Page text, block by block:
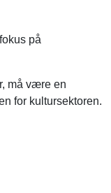
på
må være en
for kultursektoren.